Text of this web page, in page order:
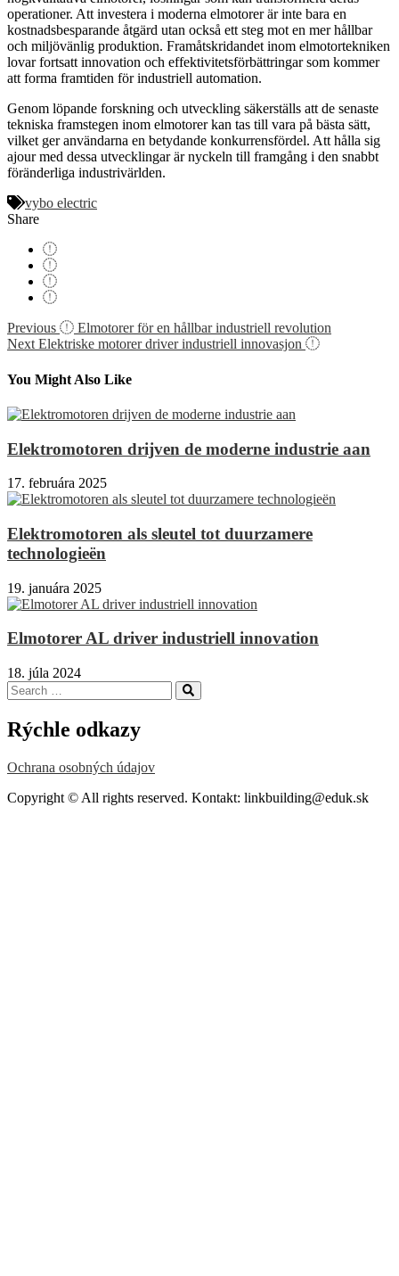
operationer. Att investera i moderna elmotorer är inte bara en
kostnadsbesparande åtgärd utan också ett steg mot en mer hållbar
och miljövänlig produktion. Framåtskridandet inom elmotortekniken
lovar fortsatt innovation och effektivitetsförbättringar som kommer
att forma framtiden för industriell automation.
Genom löpande forskning och utveckling säkerställs att de senaste
tekniska framstegen inom elmotorer kan tas till vara på bästa sätt,
vilket ger användarna en betydande konkurrensfördel. Att hålla sig
ajour med dessa utvecklingar är nyckeln till framgång i den snabbt
föränderliga industrivärlden.
vybo electric
Share
Navigácia
v
článku
Previous
Elmotorer för en hållbar industriell revolution
Next Elektriske motorer driver industriell innovasjon
You Might Also Like
Elektromotoren drijven de moderne industrie aan
17. februára 2025
Elektromotoren als sleutel tot duurzamere
technologieën
19. januára 2025
Elmotorer AL driver industriell innovation
18. júla 2024
Search
for:
Search
Rýchle odkazy
Ochrana osobných údajov
Copyright © All rights reserved. Kontakt: linkbuilding@eduk.sk